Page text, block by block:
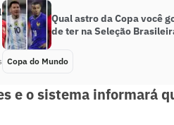
Qual astro da Copa você
de ter na Seleção
Copa do Mundo
e o sistema informará